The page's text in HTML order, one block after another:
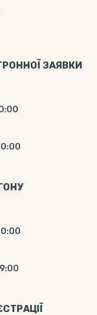
ЗАЯВКИ